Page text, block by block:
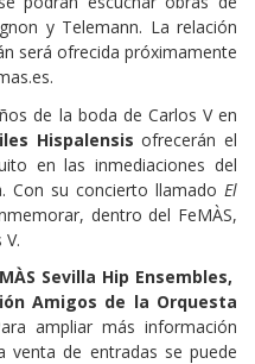
y Telemann. La relación
será ofrecida próximamente
de la boda de Carlos V en
Hispalensis ofrecerán el
en las inmediaciones del
Con su concierto llamado El
dentro del FeMÀS,
Sevilla Hip Ensembles,
Amigos de la Orquesta
ampliar más información
venta de entradas se puede